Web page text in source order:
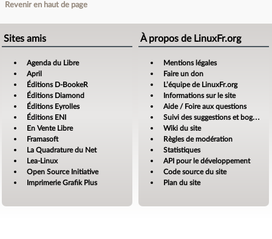
Revenir en haut de page
Sites amis
Agenda du Libre
April
Éditions D-BookeR
Éditions Diamond
Éditions Eyrolles
Éditions ENI
En Vente Libre
Framasoft
La Quadrature du Net
Lea-Linux
Open Source Initiative
Imprimerie Grafik Plus
À propos de LinuxFr.org
Mentions légales
Faire un don
L’équipe de LinuxFr.org
Informations sur le site
Aide / Foire aux questions
Suivi des suggestions et bogues
Wiki du site
Règles de modération
Statistiques
API pour le développement
Code source du site
Plan du site